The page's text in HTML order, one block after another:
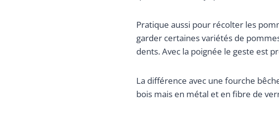
Pratique aussi pour récolter les
garder certaines variétés de
dents. Avec la poignée le geste est
La différence avec une fourche
bois mais en métal et en fibre de